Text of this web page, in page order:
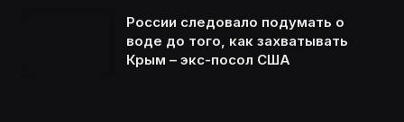
России следовало подумать о
воде до того, как захватывать
Крым – экс-посол США